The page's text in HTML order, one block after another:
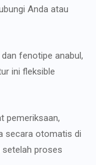
Anda atau
fenotipe anabul,
ini fleksible
pemeriksaan,
secara otomatis di
setelah proses